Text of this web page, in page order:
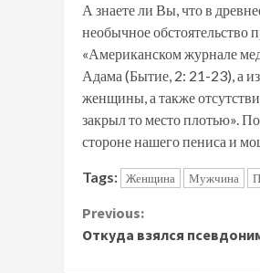
А знаете ли Вы, что в
необычное обстоятельство
«Американском журнале
Адама (Бытие, 2: 21-23), а
женщины, а также
закрыл то место плотью».
стороне нашего пениса и
Tags: Женщина Мужчина
Continue
Reading
Previous:
Откуда взялся